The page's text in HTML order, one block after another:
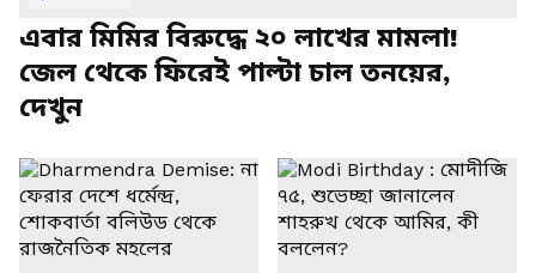
এবার মিমির বিরুদ্ধে ২০ লাখের মামলা!
জেল থেকে ফিরেই পাল্টা চাল তনয়ের,
দেখুন